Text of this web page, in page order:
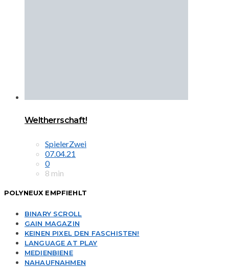
Weltherrschaft!
SpielerZwei
07.04.21
0
8 min
POLYNEUX EMPFIEHLT
BINARY SCROLL
GAIN MAGAZIN
KEINEN PIXEL DEN FASCHISTEN!
LANGUAGE AT PLAY
MEDIENBIENE
NAHAUFNAHMEN